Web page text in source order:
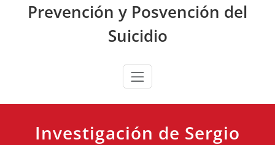
Prevención y Posvención del
Suicidio
Investigación de Sergio